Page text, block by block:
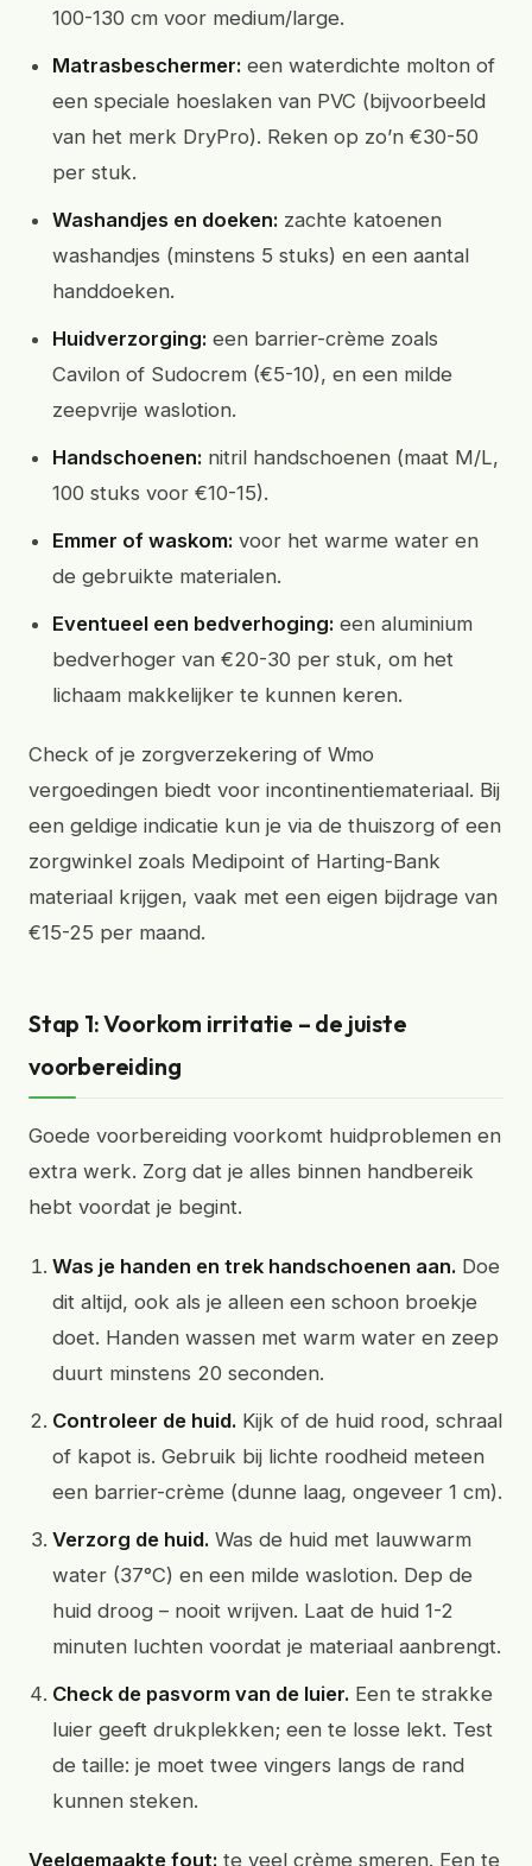
100-130 cm voor medium/large.
Matrasbeschermer: een waterdichte molton of
een speciale hoeslaken van PVC (bijvoorbeeld
van het merk DryPro). Reken op zo’n €30-50
per stuk.
Washandjes en doeken: zachte katoenen
washandjes (minstens 5 stuks) en een aantal
handdoeken.
Huidverzorging: een barrier-crème zoals
Cavilon of Sudocrem (€5-10), en een milde
zeepvrije waslotion.
Handschoenen: nitril handschoenen (maat M/L,
100 stuks voor €10-15).
Emmer of waskom: voor het warme water en
de gebruikte materialen.
Eventueel een bedverhoging: een aluminium
bedverhoger van €20-30 per stuk, om het
lichaam makkelijker te kunnen keren.
Check of je zorgverzekering of Wmo
vergoedingen biedt voor incontinentiemateriaal. Bij
een geldige indicatie kun je via de thuiszorg of een
zorgwinkel zoals Medipoint of Harting-Bank
materiaal krijgen, vaak met een eigen bijdrage van
€15-25 per maand.
Stap 1: Voorkom irritatie – de juiste
voorbereiding
Goede voorbereiding voorkomt huidproblemen en
extra werk. Zorg dat je alles binnen handbereik
hebt voordat je begint.
Was je handen en trek handschoenen aan. Doe
dit altijd, ook als je alleen een schoon broekje
doet. Handen wassen met warm water en zeep
duurt minstens 20 seconden.
Controleer de huid. Kijk of de huid rood, schraal
of kapot is. Gebruik bij lichte roodheid meteen
een barrier-crème (dunne laag, ongeveer 1 cm).
Verzorg de huid. Was de huid met lauwwarm
water (37°C) en een milde waslotion. Dep de
huid droog – nooit wrijven. Laat de huid 1-2
minuten luchten voordat je materiaal aanbrengt.
Check de pasvorm van de luier. Een te strakke
luier geeft drukplekken; een te losse lekt. Test
de taille: je moet twee vingers langs de rand
kunnen steken.
Veelgemaakte fout: te veel crème smeren. Een te